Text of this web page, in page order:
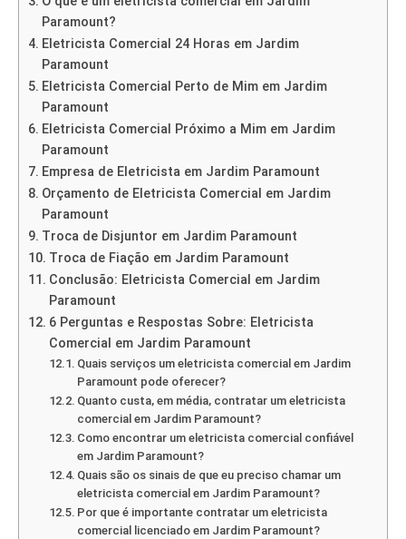
Paramount?
Eletricista Comercial 24 Horas em Jardim
Paramount
Eletricista Comercial Perto de Mim em Jardim
Paramount
Eletricista Comercial Próximo a Mim em Jardim
Paramount
Empresa de Eletricista em Jardim Paramount
Orçamento de Eletricista Comercial em Jardim
Paramount
Troca de Disjuntor em Jardim Paramount
Troca de Fiação em Jardim Paramount
Conclusão: Eletricista Comercial em Jardim
Paramount
6 Perguntas e Respostas Sobre: Eletricista
Comercial em Jardim Paramount
Quais serviços um eletricista comercial em Jardim
Paramount pode oferecer?
Quanto custa, em média, contratar um eletricista
comercial em Jardim Paramount?
Como encontrar um eletricista comercial confiável
em Jardim Paramount?
Quais são os sinais de que eu preciso chamar um
eletricista comercial em Jardim Paramount?
Por que é importante contratar um eletricista
comercial licenciado em Jardim Paramount?